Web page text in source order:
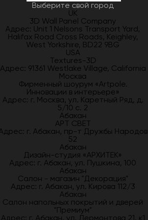
Выберите свой город
UK
3D Wall Panel Company
Адрес: Unit 1 Nelsons Transport Yard,
Halifax Road Cross Roads, Keighley,
West Yorkshire, BD22 9BG
USA
Textures-3D
Адрес: 91361 Westlake Village, California
Москва
Фирменный шоурум «Artpole.
Инновации в интерьере»
Адрес: г. Москва, ул. Каретный Ряд, д.
5/10 с. 2
Абакан
АРТ СВЕТ
г. Абакан, пр-т Дружбы Народов
52
Абакан
Дизайн-студия «АРХИТЕК»
Адрес: г. Абакан, ул. Пушкина, 100
Абакан
Салон - магазин "Декорация"
Адрес: г. Абакан, ул. Кирова 112/3
Абакан
Салон напольных покрытий и дверей
"Премиум"
Адрес: г. Абакан, ул. Лермонтова 21, к1